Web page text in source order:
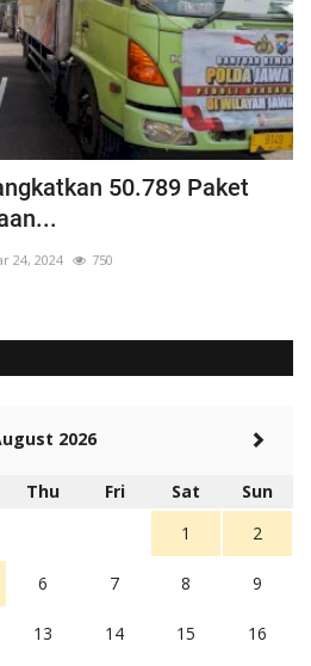
50.789 Paket
24, 2024 750
2026
Thu Fri Sat
Sun
1
2
6 7 8 9
13 14 15 16